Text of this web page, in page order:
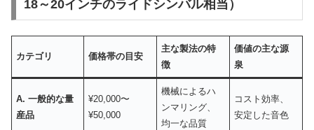
18～20インチのライドシンバル相当）
カテゴリ 価格帯の目安
主な製法の特
徴
価値の主な源
泉
A.一般的な量
産品
¥20,000〜
¥50,000
機械によるハ
ンマリング、
均一な品質
コスト効率、
安定した音色